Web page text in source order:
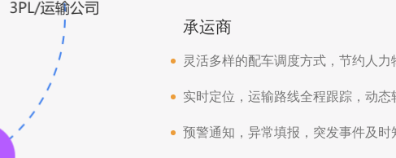
承运商
灵活多样的配车调度方式，节约人力
实时定位，运输路线全程跟踪，动态
预警通知，异常填报，突发事件及